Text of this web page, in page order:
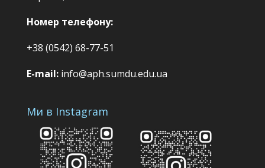
Номер телефону:
+38 (0542) 68-77-51
E-mail:info@aph.sumdu.edu.ua
Ми в Instagram